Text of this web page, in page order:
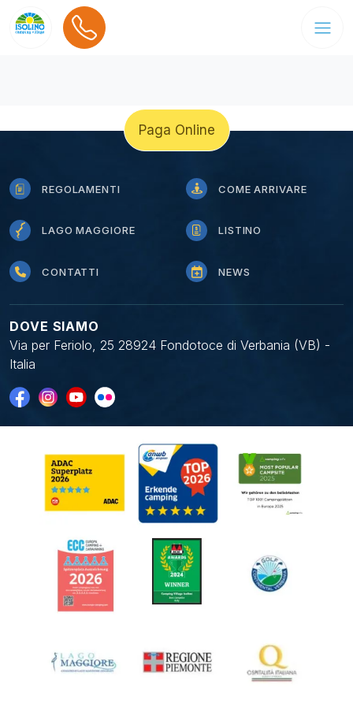
REGOLAMENTI COME ARRIVARE
LAGO MAGGIORE LISTINO
CONTATTI NEWS
DOVE SIAMO
Via per Feriolo, 25 28924 Fondotoce di Verbania (VB) -
Italia
Paga Online